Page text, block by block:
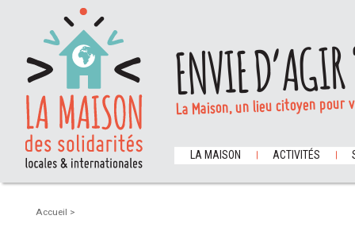
ENVIE
La Maison, un lieu citoyen
LA MAISON ACTIVITÉS
Accueil >